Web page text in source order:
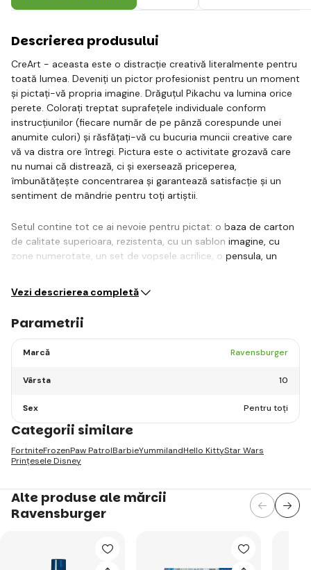
Descrierea produsului
CreArt - aceasta este o distracție creativă literalmente pentru
toată lumea. Deveniți un pictor profesionist pentru un moment
și pictați-vă propria imagine. Drăguțul Pikachu va lumina orice
perete. Colorați treptat suprafețele individuale conform
instrucțiunilor (fiecare număr de pe pânză corespunde unei
anumite culori) și răsfățați-vă cu bucuria muncii creative care
vă va distra ore întregi. Pictura este o activitate grozavă care
nu numai că distrează, ci și exersează priceperea,
îmbunătățește concentrarea și garantează satisfacție și un
sentiment de mândrie pentru toți artiștii.
Setul contine tot ce ai nevoie pentru pictat: o baza de carton
de calitate superioara, rezistenta, cu un sablon imagine, cu
zone numerotate, un set de vopsele acrilice, o pensula, un
Vezi descrierea completă
Parametrii
Marcă Ravensburger
Vârsta 10
Sex Pentru toți
Categorii similare
FortniteFrozenPaw PatrolBarbieYummilandHello KittyStar Wars
Prințesele Disney
Alte produse ale mărcii
Ravensburger